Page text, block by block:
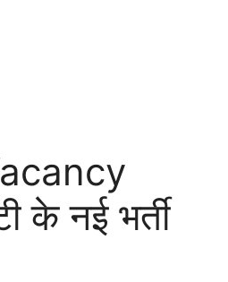
के नई भर्ती